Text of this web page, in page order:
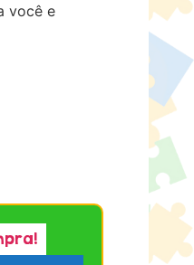
você e